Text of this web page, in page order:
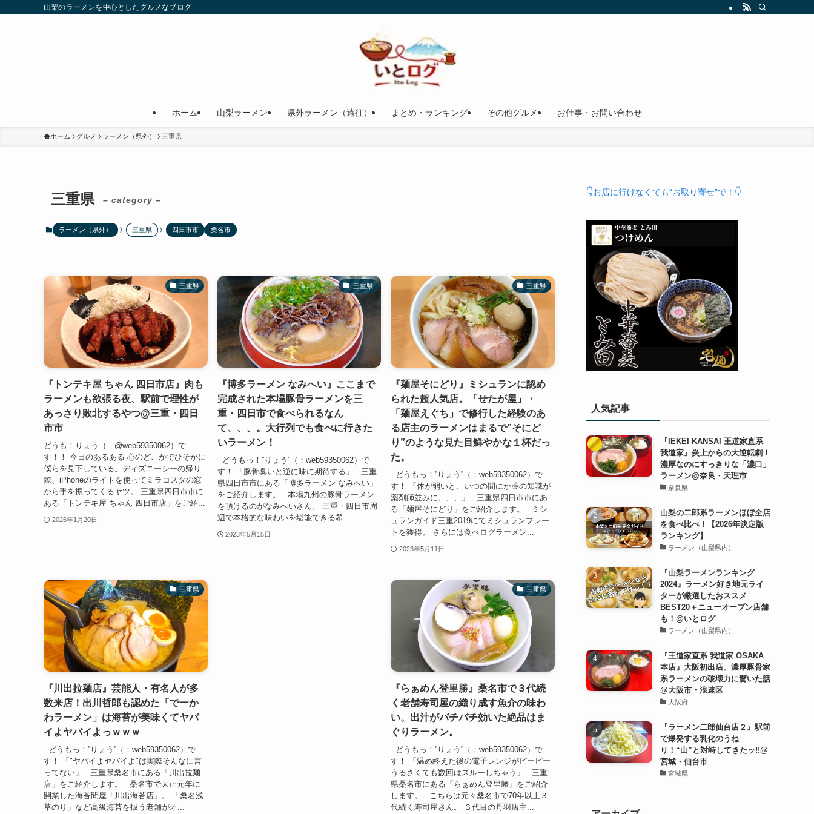
山梨のラーメンを中心としたグルメなブログ
ホーム 山梨ラーメン 県外ラーメン（遠征） まとめ・ランキング その他グルメ お仕事・お問い合わせ
ホーム グルメ ラーメン（県外） 三重県
三重県 – category –
ラーメン（県外） 三重県 四日市市 桑名市
三重県
『トンテキ屋 ちゃん 四日市店』肉も
ラーメンも欲張る夜、駅前で理性が
あっさり敗北するやつ@三重・四日
市市
どうも！りょう（ @web59350062）で
す！！ 今日のあるある 心のどこかでひそかに
僕らを見下している。ディズニーシーの帰り
際、iPhoneのライトを使ってミラコスタの窓
から手を振ってくるヤツ。 三重県四日市市に
ある「トンテキ屋 ちゃん 四日市店」をご紹...
2026年1月20日
三重県
『博多ラーメン なみへい』ここまで
完成された本場豚骨ラーメンを三
重・四日市で食べられるなん
て、、、。大行列でも食べに行きた
いラーメン！
どうもっ！”りょう”（：web59350062）で
す！ 「豚骨臭いと逆に味に期待する」 三重
県四日市市にある「博多ラーメン なみへい」
をご紹介します。 本場九州の豚骨ラーメン
を頂けるのがなみへいさん。 三重・四日市周
辺で本格的な味わいを堪能できる希...
2023年5月15日
三重県
『麺屋そにどり』ミシュランに認め
られた超人気店。「せたが屋」・
「麺屋えぐち」で修行した経験のあ
る店主のラーメンはまるで”そにど
り”のような見た目鮮やかな１杯だっ
た。
どうもっ！”りょう”（：web59350062）で
す！ 「体が弱いと、いつの間にか薬の知識が
薬剤師並みに、、、」 三重県四日市市にあ
る「麺屋そにどり」をご紹介します。 ミシ
ュランガイド三重2019にてミシュランプレー
トを獲得。 さらには食べログラーメン...
2023年5月11日
三重県
『川出拉麺店』芸能人・有名人が多
数来店！出川哲郎も認めた「でーか
わラーメン」は海苔が美味くてヤバ
イよヤバイよっｗｗｗ
どうもっ！”りょう”（：web59350062）で
す！ 「"ヤバイよヤバイよ"は実際そんなに言
ってない」 三重県桑名市にある「川出拉麺
店」をご紹介します。 桑名市で大正元年に
開業した海苔問屋「川出海苔店」。 「桑名浅
草のり」など高級海苔を扱う老舗がオ...
三重県
『らぁめん登里勝』桑名市で３代続
く老舗寿司屋の織り成す魚介の味わ
い。出汁がバチバチ効いた絶品はま
ぐりラーメン。
どうもっ！”りょう”（：web59350062）で
す！ 「温め終えた後の電子レンジがピーピー
うるさくても数回はスルーしちゃう」 三重
県桑名市にある「らぁめん登里勝」をご紹介
します。 こちらは元々桑名市で70年以上３
代続く寿司屋さん。 ３代目の丹羽店主...
👇お店に行けなくても“お取り寄せ”で！👇
人気記事
『IEKEI KANSAI 王道家直系
我道家』炎上からの大逆転劇！
濃厚なのにすっきりな「濃口」
ラーメン@奈良・天理市
奈良県
山梨の二郎系ラーメンほぼ全店
を食べ比べ！【2026年決定版
ランキング】
ラーメン（山梨県内）
『山梨ラーメンランキング
2024』ラーメン好き地元ライ
ターが厳選したおススメ
BEST20＋ニューオープン店舗
も！@いとログ
ラーメン（山梨県内）
『王道家直系 我道家 OSAKA
本店』大阪初出店。濃厚豚骨家
系ラーメンの破壊力に驚いた話
@大阪市・浪速区
大阪府
『ラーメン二郎仙台店２』駅前
で爆発する乳化のうね
り！“山”と対峙してきたッ!!@
宮城・仙台市
宮城県